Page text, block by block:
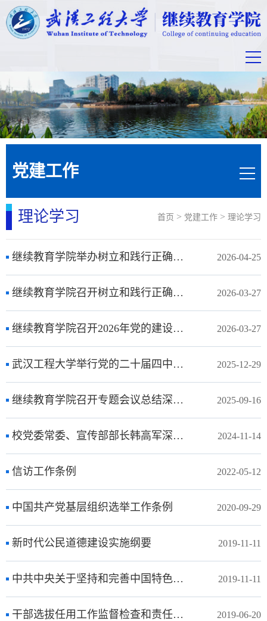
党建工作
理论学习 首页 > 党建工作 > 理论学习
继续教育学院举办树立和践行正确政绩观学习教育专题读书班 2026-04-25
继续教育学院召开树立和践行正确政绩观学习教育动员部署会 2026-03-27
继续教育学院召开2026年党的建设暨全面从严治党工作会议 2026-03-27
武汉工程大学举行党的二十届四中全会精神宣讲会凝聚奋进力量助推高质量发展 2025-12-29
继续教育学院召开专题会议总结深入贯彻中央八项规定精神学习教育工作 2025-09-16
校党委常委、宣传部部长韩高军深入学院开展党的二十届三中全会精神宣讲 2024-11-14
信访工作条例 2022-05-12
中国共产党基层组织选举工作条例 2020-09-29
新时代公民道德建设实施纲要 2019-11-11
中共中央关于坚持和完善中国特色社会主义制度 推进国家治理体系和治理能力现代化若干重大问题的决定 2019-11-11
干部选拔任用工作监督检查和责任追究办法 2019-06-20